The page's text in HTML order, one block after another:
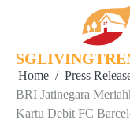
Home
Press
BRI Jatinegara
Kartu Debit FC